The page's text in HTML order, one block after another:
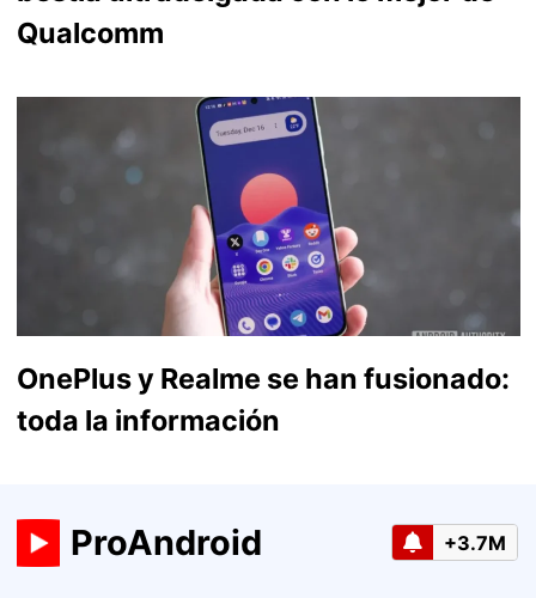
Qualcomm
OnePlus y Realme se han fusionado:
toda la información
ProAndroid +3.7M